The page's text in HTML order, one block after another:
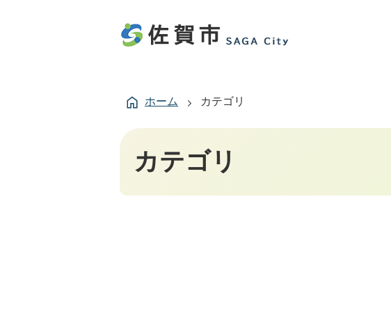
ホーム カテゴリ
カテゴリ